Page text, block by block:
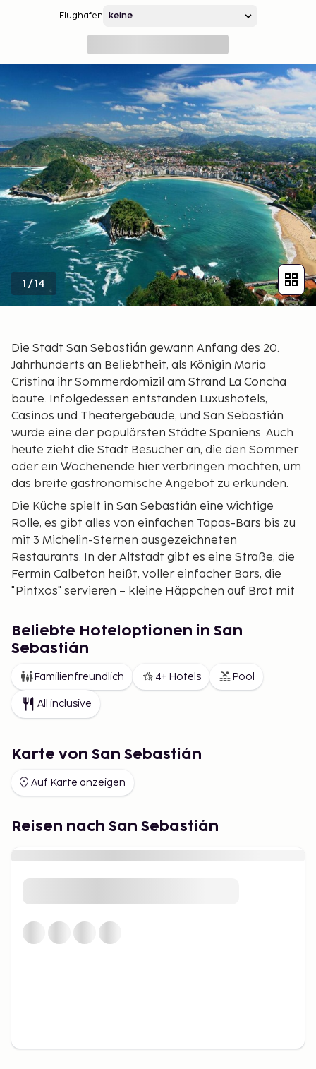
Flughafen
1 /14
Die Stadt San Sebastián gewann Anfang des 20.
Jahrhunderts an Beliebtheit, als Königin Maria
Cristina ihr Sommerdomizil am Strand La Concha
baute. Infolgedessen entstanden Luxushotels,
Casinos und Theatergebäude, und San Sebastián
wurde eine der populärsten Städte Spaniens. Auch
heute zieht die Stadt Besucher an, die den Sommer
oder ein Wochenende hier verbringen möchten, um
das breite gastronomische Angebot zu erkunden.
Die Küche spielt in San Sebastián eine wichtige
Rolle, es gibt alles von einfachen Tapas-Bars bis zu
mit 3 Michelin-Sternen ausgezeichneten
Restaurants. In der Altstadt gibt es eine Straße, die
Fermin Calbeton heißt, voller einfacher Bars, die
"Pintxos" servieren – kleine Häppchen auf Brot mit
Man nimmt einfach Platz an der Bar, greift zu einem
Teller und wählt die "Pintxos", die am spannendsten
Rioja. Nehmen Sie nur einen "Pintxo" pro Bar und
ziehen Sie dann zur nächsten Bar weiter...
Wenn Sie lieber sitzend speisen möchten, sollten Sie
Michelin-Sternen ausgezeichneten Restaurant. Ein
Küche in den besten Restaurants des Landes. In der
Gegend gibt es drei Restaurants mit 3 Sternen im
Michelin-Guide.
Möglichkeiten bietet.
San Sebastián ist für seine internationalen Film- und
Jazzfestivals bekannt, die jedes Jahr zahlreiche
Beliebte Hoteloptionen in San
Sebastián
Familienfreundlich 4+ Hotels Pool
All inclusive
Karte von San Sebastián
Auf Karte anzeigen
Reisen nach San Sebastián